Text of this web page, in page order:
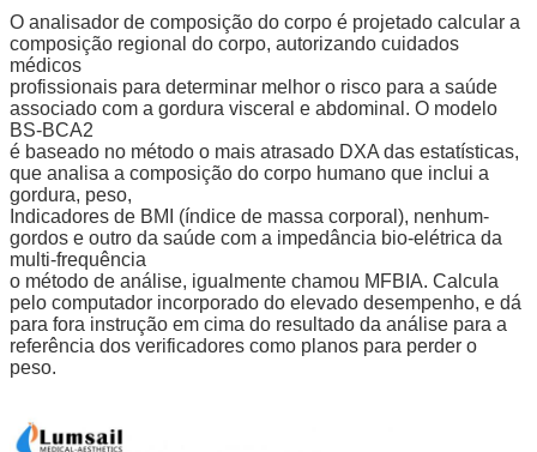
O analisador de composição do corpo é projetado calcular a
composição regional do corpo, autorizando cuidados
médicos
profissionais para determinar melhor o risco para a saúde
associado com a gordura visceral e abdominal. O modelo
BS-BCA2
é baseado no método o mais atrasado DXA das estatísticas,
que analisa a composição do corpo humano que inclui a
gordura, peso,
Indicadores de BMI (índice de massa corporal), nenhum-
gordos e outro da saúde com a impedância bio-elétrica da
multi-frequência
o método de análise, igualmente chamou MFBIA. Calcula
pelo computador incorporado do elevado desempenho, e dá
para fora instrução em cima do resultado da análise para a
referência dos verificadores como planos para perder o
peso.